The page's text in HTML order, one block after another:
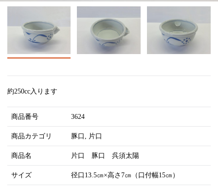
約250cc入ります
商品番号 3624
商品カテゴリ 豚口 片口
商品名 片口 豚口 呉須太陽
サイズ 径口13.5㎝×高さ7㎝（口付幅15㎝）